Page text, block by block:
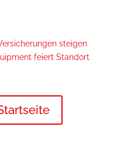
steigen
feiert Standort